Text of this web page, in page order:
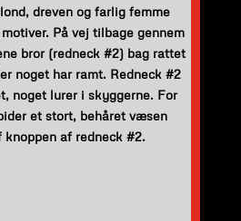
dreven og farlig femme
På vej tilbage gennem
bror (redneck #2) bag rattet
noget har ramt. Redneck #2
noget lurer i skyggerne. For
et stort, behåret væsen
knoppen af redneck #2.